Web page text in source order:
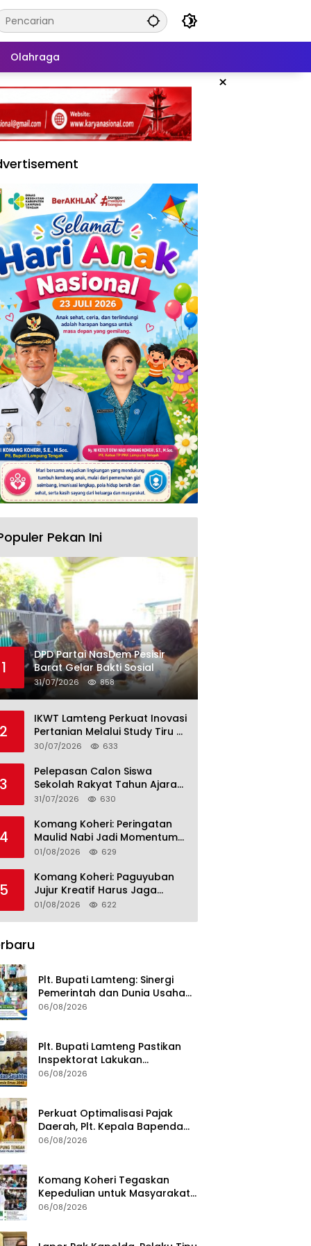
Olahraga
×
Pekan Ini
1
DPD Partai NasDem Pesisir
Barat Gelar Bakti Sosial
31/07/2026 858
2
IKWT Lamteng Perkuat Inovasi
Pertanian Melalui Study Tiru di
P4S Jimmy Hantu Foundation
30/07/2026 633
3
Pelepasan Calon Siswa
Sekolah Rakyat Tahun Ajaran
2026–2027, Plt. Bupati
Hadirkan Pendidikan
Berkualitas
31/07/2026 630
4
Komang Koheri: Peringatan
Maulid Nabi Jadi Momentum
Perkuat Ukhuwah Umat di
01/08/2026 629
5
Komang Koheri: Paguyuban
Jujur Kreatif Harus Jaga
Persatuan untuk Kemajuan
01/08/2026 622
Plt. Bupati Lamteng: Sinergi
Pemerintah dan Dunia Usaha
Kunci Pembangunan
06/08/2026
Plt. Bupati Lamteng Pastikan
Inspektorat Lakukan
Pemeriksaan Akhir Masa
06/08/2026
Perkuat Optimalisasi Pajak
Daerah, Plt. Kepala Bapenda
Lampung Tengah Minta Seluruh
06/08/2026
Komang Koheri Tegaskan
Kepedulian untuk Masyarakat
Lampung Tengah Lewat
06/08/2026